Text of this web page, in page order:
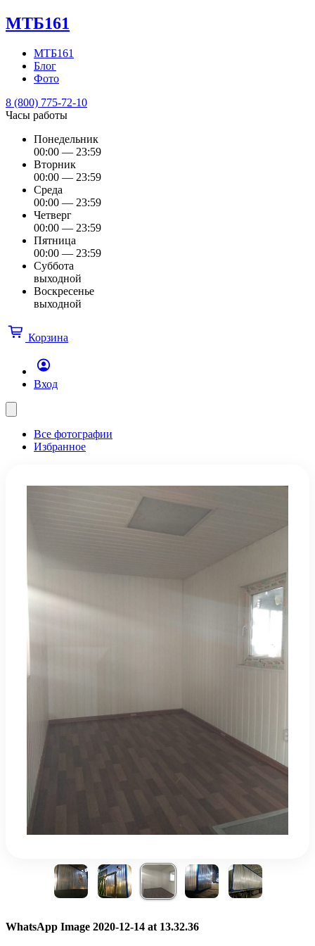
МТБ161
МТБ161
Блог
Фото
8 (800) 775-72-10
Часы работы
Понедельник
00:00 — 23:59
Вторник
00:00 — 23:59
Среда
00:00 — 23:59
Четверг
00:00 — 23:59
Пятница
00:00 — 23:59
Суббота
выходной
Воскресенье
выходной
Корзина
Вход
Все фотографии
Избранное
WhatsApp Image 2020-12-14 at 13.32.36